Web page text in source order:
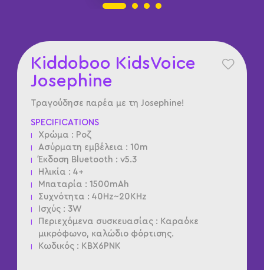
Kiddoboo KidsVoice
Josephine
Τραγούδησε παρέα με τη Josephine!
SPECIFICATIONS
Χρώμα : Ροζ
Ασύρματη εμβέλεια : 10m
Έκδοση Bluetooth : v5.3
Ηλικία : 4+
Μπαταρία : 1500mAh
Συχνότητα : 40Hz~20KHz
Ισχύς : 3W
Περιεχόμενα συσκευασίας : Καραόκε
μικρόφωνο, καλώδιο φόρτισης.
Κωδικός : KBX6PNK